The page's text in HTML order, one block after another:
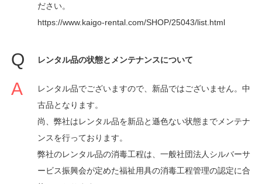
ださい。
https://www.kaigo-rental.com/SHOP/25043/list.html
レンタル品の状態とメンテナンスについて
レンタル品でございますので、新品ではございません。中
古品となります。
尚、弊社はレンタル品を新品と遜色ない状態までメンテナ
ンスを行っております。
弊社のレンタル品の消毒工程は、一般社団法人シルバーサ
ービス振興会が定めた福祉用具の消毒工程管理の認定に合